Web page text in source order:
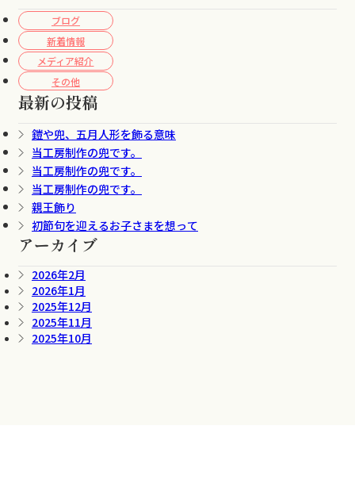
ブログ
新着情報
メディア紹介
その他
最新の投稿
鎧や兜、五月人形を飾る意味
当工房制作の兜です。
当工房制作の兜です。
当工房制作の兜です。
親王飾り
初節句を迎えるお子さまを想って
アーカイブ
2026年2月
2026年1月
2025年12月
2025年11月
2025年10月